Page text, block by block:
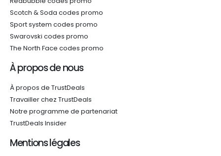
Scotch & Soda codes promo
Sport system codes promo
Swarovski codes promo
The North Face codes promo
À propos de nous
À propos de TrustDeals
Travailler chez TrustDeals
Notre programme de partenariat
TrustDeals Insider
Mentions légales